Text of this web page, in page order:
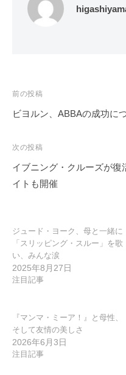
投
稿
ビ
ゲ
ー
ン
前の投稿
ビヨルン、ABBAの成功に
次の投稿
イブニング・クルーズが復
イトも開催
ジュード・ヨーク、母と一緒に
「スリッピング・スルー」を歌
い、みんな涙
2025年8月27日
注目記事
『マンマ・ミーア！』と母性、
そして友情の美しさ
2026年6月3日
注目記事